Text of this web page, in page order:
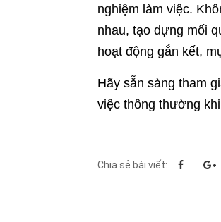
nghiệm làm việc.
nhau, tạo dựng mối
hoạt động gắn kết,
Hãy sẵn sàng tham
việc thông thường
Chia sẻ bài viết: